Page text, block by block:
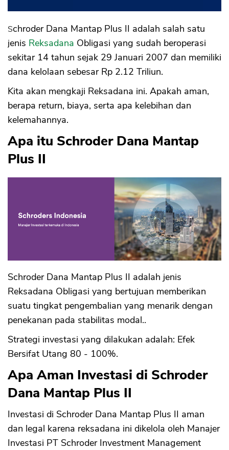
Schroder Dana Mantap Plus II adalah salah satu
jenis Reksadana Obligasi yang sudah beroperasi
sekitar 14 tahun sejak 29 Januari 2007 dan memiliki
dana kelolaan sebesar Rp 2.12 Triliun.
Kita akan mengkaji Reksadana ini. Apakah aman,
berapa return, biaya, serta apa kelebihan dan
kelemahannya.
Apa itu Schroder Dana Mantap
Plus II
Schroder Dana Mantap Plus II adalah jenis
Reksadana Obligasi yang bertujuan memberikan
suatu tingkat pengembalian yang menarik dengan
penekanan pada stabilitas modal..
Strategi investasi yang dilakukan adalah: Efek
Bersifat Utang 80 - 100%.
Apa Aman Investasi di Schroder
Dana Mantap Plus II
Investasi di Schroder Dana Mantap Plus II aman
dan legal karena reksadana ini dikelola oleh Manajer
Investasi PT Schroder Investment Management